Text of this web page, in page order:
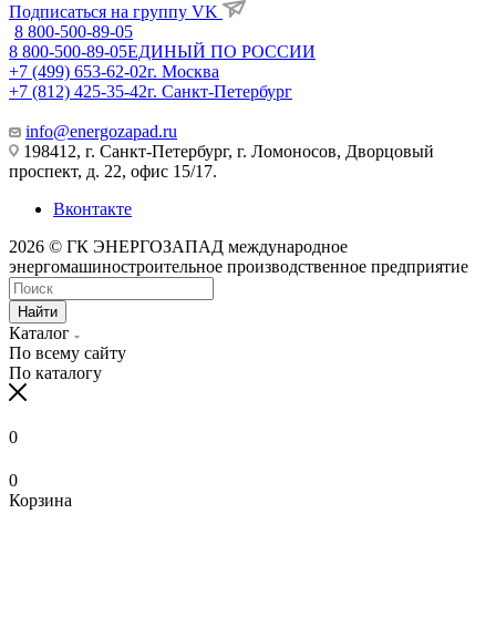
Подписаться на группу VK
8 800-500-89-05
8 800-500-89-05ЕДИНЫЙ ПО РОССИИ
+7 (499) 653-62-02г. Москва
+7 (812) 425-35-42г. Санкт-Петербург
info@energozapad.ru
198412, г. Санкт-Петербург, г. Ломоносов, Дворцовый
проспект, д. 22, офис 15/17.
Вконтакте
2026 © ГК ЭНЕРГОЗАПАД международное
энергомашиностроительное производственное предприятие
Найти
Каталог
По всему сайту
По каталогу
0
0
Корзина